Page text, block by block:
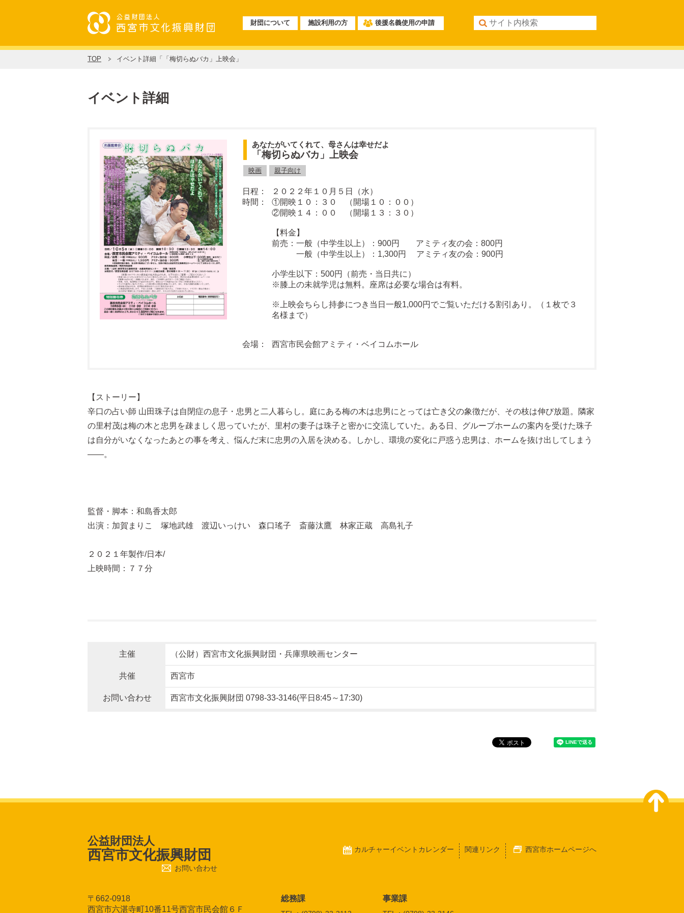
財団について 施設利用の方 後援名義使用の申請
TOP イベント詳細「「梅切らぬバカ」上映会」
イベント詳細
あなたがいてくれて、母さんは幸せだよ
「梅切らぬバカ」上映会
映画 親子向け
２０２２年１０月５日（水）
①開映１０：３０ （開場１０：００）
②開映１４：００ （開場１３：３０）
【料金】
前売：一般（中学生以上）：900円 アミティ友の会：800円
一般（中学生以上）：1,300円 アミティ友の会：900円
小学生以下：500円（前売・当日共に）
※膝上の未就学児は無料。座席は必要な場合は有料。
※上映会ちらし持参につき当日一般1,000円でご覧いただける割引あり。（１枚で３
名様まで）
西宮市民会館アミティ・ベイコムホール
【ストーリー】
辛口の占い師 山田珠子は自閉症の息子・忠男と二人暮らし。庭にある梅の木は忠男にとっては亡き父の象徴だが、その枝は伸び放題。隣家
の里村茂は梅の木と忠男を疎ましく思っていたが、里村の妻子は珠子と密かに交流していた。ある日、グループホームの案内を受けた珠子
は自分がいなくなったあとの事を考え、悩んだ末に忠男の入居を決める。しかし、環境の変化に戸惑う忠男は、ホームを抜け出してしまう
——。
監督・脚本：和島香太郎
出演：加賀まりこ 塚地武雄 渡辺いっけい 森口瑤子 斎藤汰鷹 林家正蔵 高島礼子
２０２１年製作/日本/
上映時間：７７分
主催 （公財）西宮市文化振興財団・兵庫県映画センター
共催 西宮市
お問い合わせ 西宮市文化振興財団 0798-33-3146(平日8:45～17:30)
公益財団法人
西宮市文化振興財団
お問い合わせ
カルチャーイベントカレンダー 関連リンク 西宮市ホームページへ
〒662-0918
西宮市六湛寺町10番11号西宮市民会館６Ｆ
総務課 事業課